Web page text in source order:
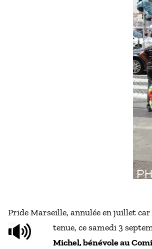
Pride Marseille, annulée en juillet
tenue, ce samedi 3
Michel, bénévole au